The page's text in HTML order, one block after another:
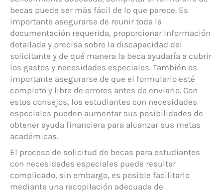
becas puede ser más fácil de lo que parece. Es
importante asegurarse de reunir toda la
documentación requerida, proporcionar información
detallada y precisa sobre la discapacidad del
solicitante y de qué manera la beca ayudaría a cubrir
los gastos y necesidades especiales. También es
importante asegurarse de que el formulario esté
completo y libre de errores antes de enviarlo. Con
estos consejos, los estudiantes con necesidades
especiales pueden aumentar sus posibilidades de
obtener ayuda financiera para alcanzar sus metas
académicas.
El proceso de solicitud de becas para estudiantes
con necesidades especiales puede resultar
complicado, sin embargo, es posible facilitarlo
mediante una recopilación adecuada de